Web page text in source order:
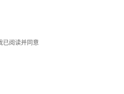
已阅读并同意